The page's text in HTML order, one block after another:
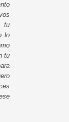
tu
lo
tu